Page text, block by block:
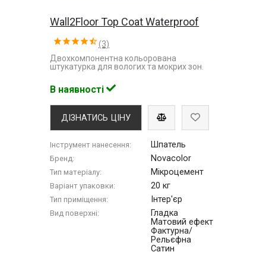
Wall2Floor Top Coat Waterproof
(3)
Двохкомпонентна кольорована
штукатурка для вологих та мокрих зон.
В наявності
ДІЗНАТИСЬ ЦІНУ
Інструмент нанесення: Шпатель
Бренд: Novacolor
Тип матеріалу: Мікроцемент
Варіант упаковки: 20 кг
Тип приміщення: Інтер'єр
Вид поверхні:
Гладка
Матовий ефект
Фактурна/
Рельєфна
Сатин